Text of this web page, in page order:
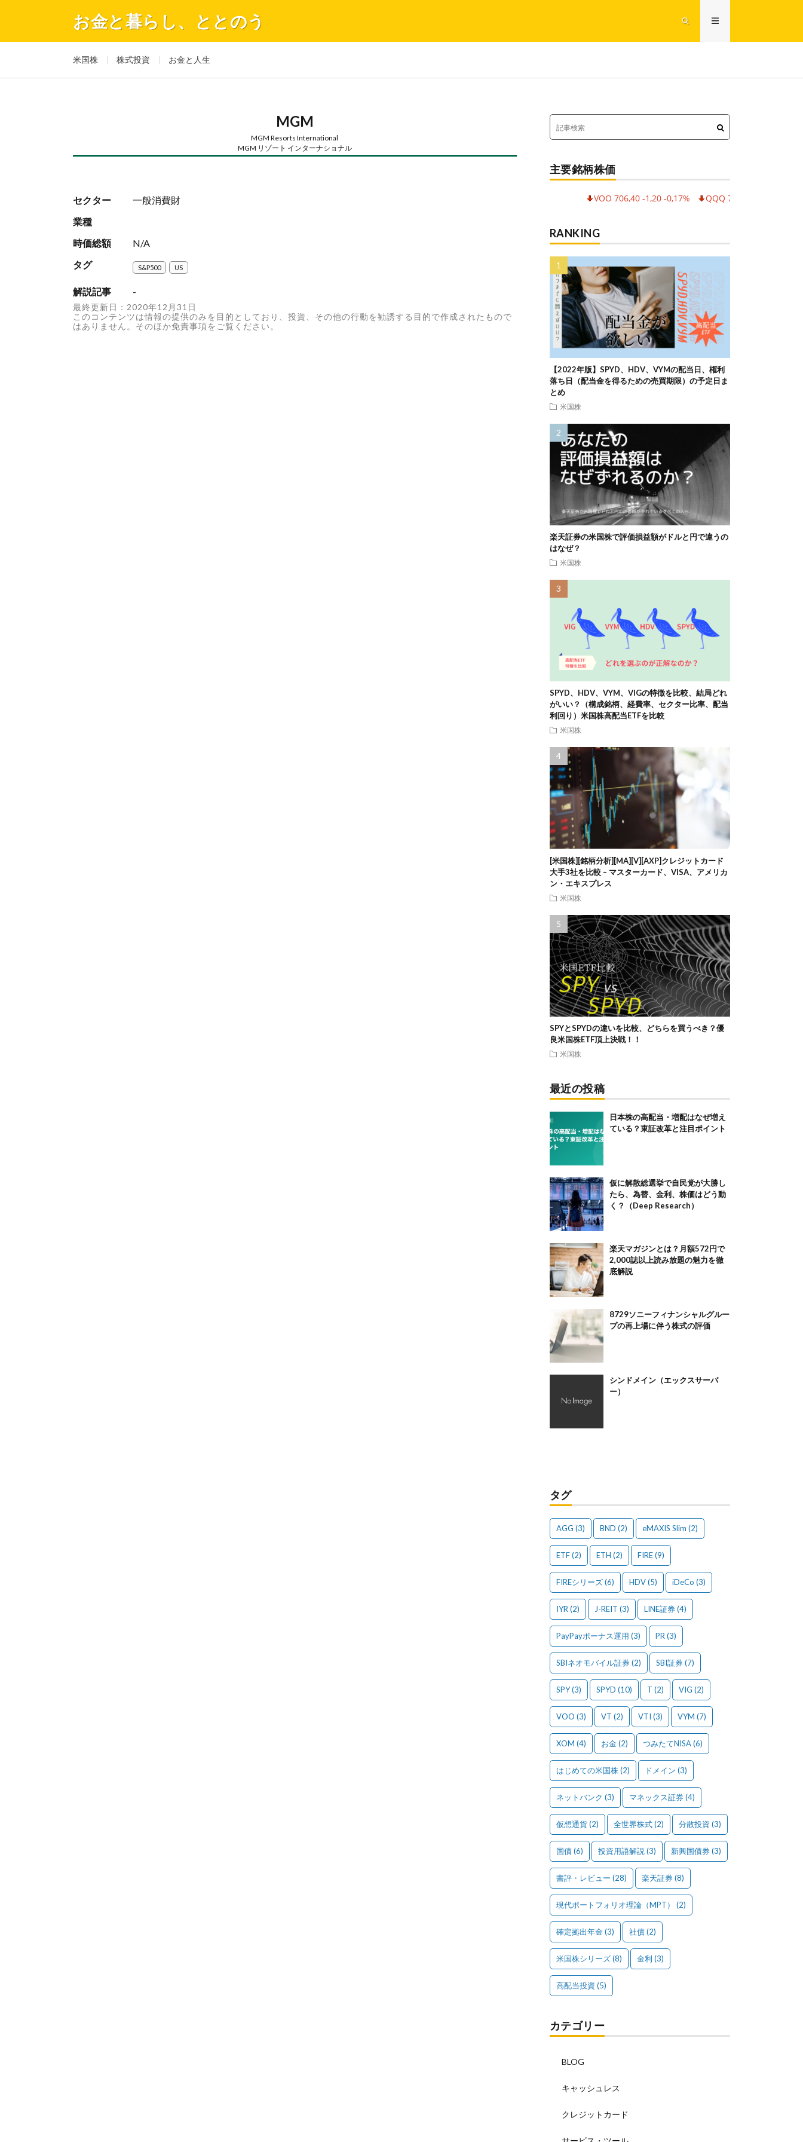
お金と暮らし、ととのう
米国株 株式投資 お金と人生
MGM
MGM Resorts International
MGM リゾート インターナショナル
セクター
一般消費財
業種
時価総額
N/A
タグ
S&P500 US
解説記事 -
最終更新日：2020年12月31日
このコンテンツは情報の提供のみを目的としており、投資、その他の行動を勧誘する目的で作成されたもので
はありません。そのほか免責事項をご覧ください。
主要銘柄株価
VOO 706,40 -1,20 -0,17% QQQ 714,65 -2,65 -0,37%
RANKING
【2022年版】SPYD、HDV、VYMの配当日、権利
落ち日（配当金を得るための売買期限）の予定日ま
とめ
米国株
楽天証券の米国株で評価損益額がドルと円で違うの
はなぜ？
米国株
SPYD、HDV、VYM、VIGの特徴を比較、結局どれ
がいい？（構成銘柄、経費率、セクター比率、配当
利回り）米国株高配当ETFを比較
米国株
[米国株][銘柄分析][MA][V][AXP]クレジットカード
大手3社を比較 – マスターカード、VISA、アメリカ
ン・エキスプレス
米国株
SPYとSPYDの違いを比較、どちらを買うべき？優
良米国株ETF頂上決戦！！
米国株
最近の投稿
日本株の高配当・増配はなぜ増え
ている？東証改革と注目ポイント
仮に解散総選挙で自民党が大勝し
たら、為替、金利、株価はどう動
く？（Deep Research）
楽天マガジンとは？月額572円で
2,000誌以上読み放題の魅力を徹
底解説
8729ソニーフィナンシャルグルー
プの再上場に伴う株式の評価
シンドメイン（エックスサーバ
ー）
タグ
AGG (3) BND (2) eMAXIS Slim (2)
ETF(2) ETH (2) FIRE(9)
FIREシリーズ(6) HDV(5) iDeCo (3)
IYR (2) J-REIT (3) LINE証券(4)
PayPayボーナス運用 (3) PR (3)
SBIネオモバイル証券(2) SBI証券(7)
SPY(3) SPYD (10) T (2) VIG (2)
VOO (3) VT (2) VTI (3) VYM (7)
XOM (4) お金(2) つみたてNISA(6)
はじめての米国株(2) ドメイン (3)
ネットバンク (3) マネックス証券(4)
仮想通貨(2) 全世界株式(2) 分散投資 (3)
国債(6) 投資用語解説 (3) 新興国債券(3)
書評・レビュー (28) 楽天証券(8)
現代ポートフォリオ理論（MPT） (2)
確定拠出年金(3) 社債(2)
米国株シリーズ(8) 金利 (3)
高配当投資 (5)
カテゴリー
BLOG
キャッシュレス
クレジットカード